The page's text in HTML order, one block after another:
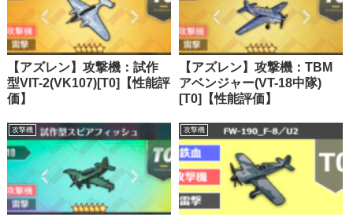
【アズレン】攻撃機：試作
型VIT-2(VK107)[T0]【性能評
価】
【アズレン】攻撃機：TBM
アベンジャー(VT-18中隊)
[T0]【性能評価】
攻撃機 攻撃機